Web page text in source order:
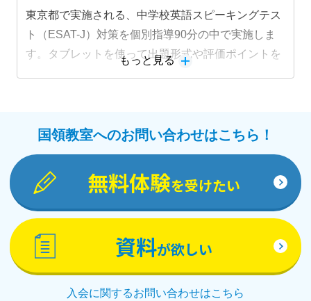
東京都で実施される、中学校英語スピーキングテス
ト（ESAT-J）対策を個別指導90分の中で実施しま
す。タブレットを使って出題形式や評価ポイントを
もっと見る
国領教室へのお問い合わせはこちら！
無料体験を受けたい
資料が欲しい
入会に関するお問い合わせはこちら